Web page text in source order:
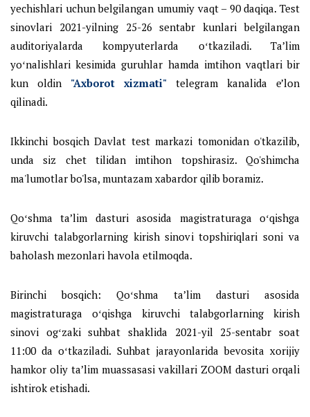
yechishlari uchun belgilangan umumiy vaqt – 90 daqiqa. Test
sinovlari 2021-yilning 25-26 sentabr kunlari belgilangan
auditoriyalarda kompyuterlarda oʻtkaziladi. Ta’lim
yoʻnalishlari kesimida guruhlar hamda imtihon vaqtlari bir
kun oldin "Axborot xizmati" telegram kanalida e’lon
qilinadi.
Ikkinchi bosqich Davlat test markazi tomonidan o'tkazilib,
unda siz chet tilidan imtihon topshirasiz. Qo'shimcha
ma'lumotlar bo'lsa, muntazam xabardor qilib boramiz.
Qoʻshma ta’lim dasturi asosida magistraturaga oʻqishga
kiruvchi talabgorlarning kirish sinovi topshiriqlari soni va
baholash mezonlari havola etilmoqda.
Birinchi bosqich: Qoʻshma ta’lim dasturi asosida
magistraturaga oʻqishga kiruvchi talabgorlarning kirish
sinovi ogʻzaki suhbat shaklida 2021-yil 25-sentabr soat
11:00 da oʻtkaziladi. Suhbat jarayonlarida bevosita xorijiy
hamkor oliy ta’lim muassasasi vakillari ZOOM dasturi orqali
ishtirok etishadi.